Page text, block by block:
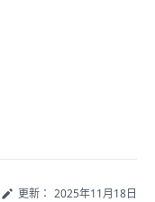
更新： 2025年11月18日